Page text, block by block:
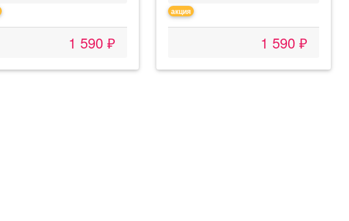
1 590 ₽
акция
1 590 ₽